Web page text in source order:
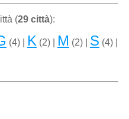
(29 città):
(4) | K (2) | M (2) | S (4) |